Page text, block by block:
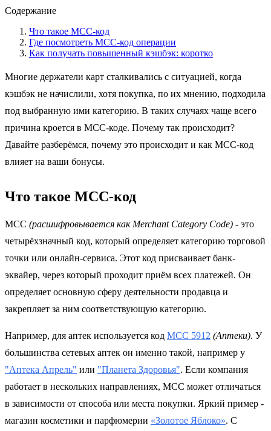
Содержание
Что такое МСС-код
Где посмотреть MCC-код операции
Как получать повышенный кэшбэк: коротко
Многие держатели карт сталкивались с ситуацией, когда
кэшбэк не начислили, хотя покупка, по их мнению, подходила
под выбранную ими категорию. В таких случаях чаще всего
причина кроется в MCC-коде. Почему так происходит?
Давайте разберёмся, почему это происходит и как МСС-код
влияет на ваши бонусы.
Что такое МСС-код
MCC (расшифровывается как Merchant Category Code) - это
четырёхзначный код, который определяет категорию торговой
точки или онлайн-сервиса. Этот код присваивает банк-
эквайер, через который проходит приём всех платежей. Он
определяет основную сферу деятельности продавца и
закрепляет за ним соответствующую категорию.
Например, для аптек используется код MCC 5912 (Аптеки). У
большинства сетевых аптек он именно такой, например у
"Аптека Апрель" или "Планета Здоровья". Если компания
работает в нескольких направлениях, MCC может отличаться
в зависимости от способа или места покупки. Яркий пример -
магазин косметики и парфюмерии «Золотое Яблоко». С